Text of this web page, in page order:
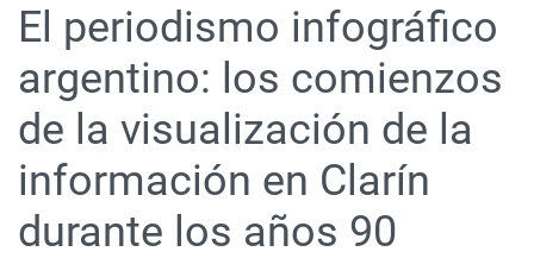
El periodismo infográfico
argentino: los comienzos
de la visualización de la
información en Clarín
durante los años 90